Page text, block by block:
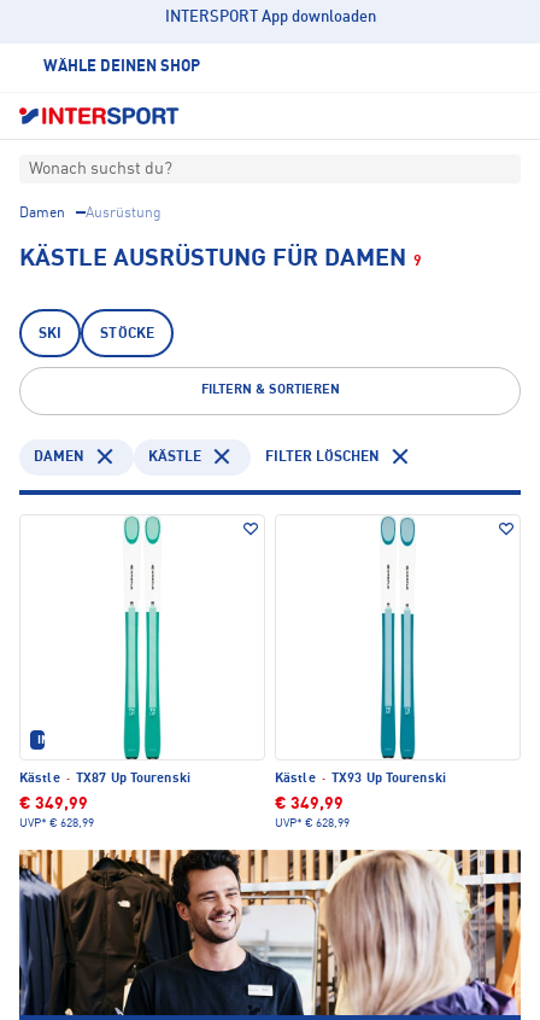
INTERSPORT App downloaden
WÄHLE DEINEN SHOP
Wonach suchst du?
Damen Ausrüstung
KÄSTLE AUSRÜSTUNG FÜR DAMEN 9
SKI STÖCKE
FILTERN & SORTIEREN
DAMEN KÄSTLE FILTER LÖSCHEN
IM SET ERHÄLTLICH
Kästle · TX87 Up Tourenski
€ 349,99
UVP* € 628,99
Kästle · TX93 Up Tourenski
€ 349,99
UVP* € 628,99